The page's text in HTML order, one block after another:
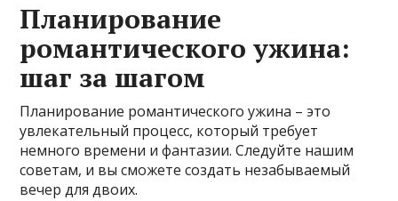
Планирование
романтического ужина:
шаг за шагом
Планирование романтического ужина – это
увлекательный процесс, который требует
немного времени и фантазии. Следуйте нашим
советам, и вы сможете создать незабываемый
вечер для двоих.